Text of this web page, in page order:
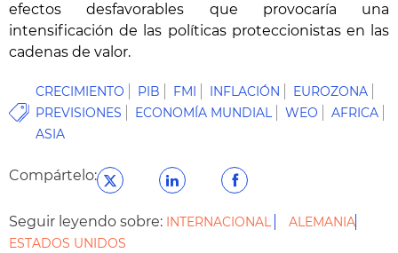
efectos desfavorables que provocaría una
intensificación de las políticas proteccionistas en las
cadenas de valor.
CRECIMIENTO PIB FMI INFLACIÓN
EUROZONA
PREVISIONES
ECONOMÍA MUNDIAL WEO
AFRICA
ASIA
Compártelo:
Seguir leyendo sobre: INTERNACIONAL
ALEMANIA
ESTADOS UNIDOS